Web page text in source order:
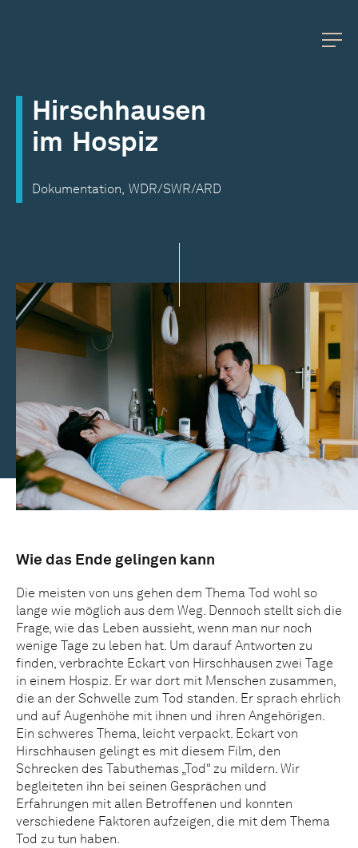
Hirschhausen
im Hospiz
Dokumentation, WDR/SWR/ARD
Wie das Ende gelingen kann
Die meisten von uns gehen dem Thema Tod wohl so
lange wie möglich aus dem Weg. Dennoch stellt sich die
Frage, wie das Leben aussieht, wenn man nur noch
wenige Tage zu leben hat. Um darauf Antworten zu
finden, verbrachte Eckart von Hirschhausen zwei Tage
in einem Hospiz. Er war dort mit Menschen zusammen,
die an der Schwelle zum Tod standen. Er sprach ehrlich
und auf Augenhöhe mit ihnen und ihren Angehörigen.
Ein schweres Thema, leicht verpackt. Eckart von
Hirschhausen gelingt es mit diesem Film, den
Schrecken des Tabuthemas „Tod“ zu mildern. Wir
begleiteten ihn bei seinen Gesprächen und
Erfahrungen mit allen Betroffenen und konnten
verschiedene Faktoren aufzeigen, die mit dem Thema
Tod zu tun haben.